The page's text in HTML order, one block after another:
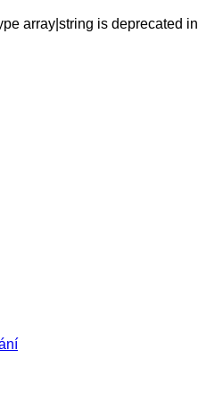
array|string is deprecated in